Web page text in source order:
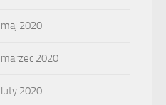
maj 2020
marzec 2020
luty 2020